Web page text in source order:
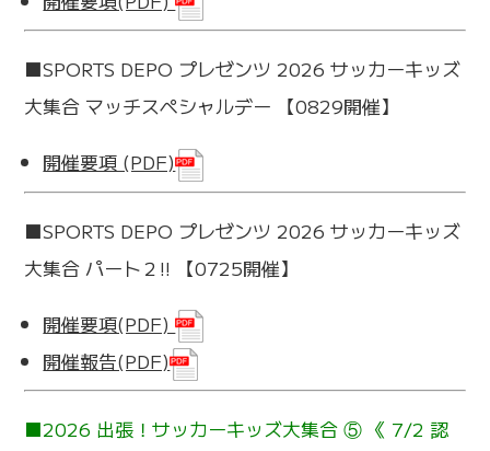
■SPORTS DEPO プレゼンツ 2026 サッカーキッズ
大集合 マッチスペシャルデー 【0829開催】
開催要項 (PDF)
■SPORTS DEPO プレゼンツ 2026 サッカーキッズ
大集合 パート２!! 【0725開催】
開催要項(PDF)
開催報告(PDF)
■2026 出張！サッカーキッズ大集合 ⑤ 《 7/2 認